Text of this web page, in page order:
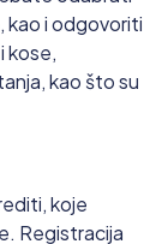
kao i odgovoriti
kose,
kao što su
koje
Registracija